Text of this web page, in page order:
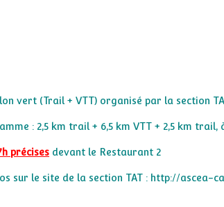
vert (Trail + VTT) organisé par la section
: 2,5 km trail + 6,5 km VTT + 2,5 km
précises devant le Restaurant 2
sur le site de la section TAT : http://ascea-